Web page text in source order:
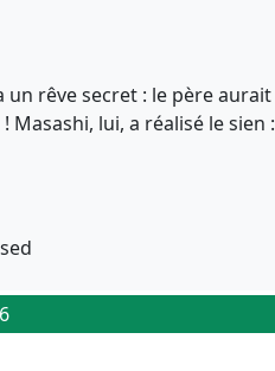
un rêve secret : le père
Masashi, lui, a réalisé le